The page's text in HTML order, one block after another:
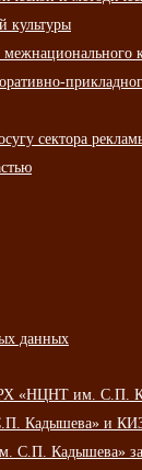
культуры
сектора
данных
РХ «НЦНТ им. С.П.
Кадышева» и
С.П. Кадышева» за